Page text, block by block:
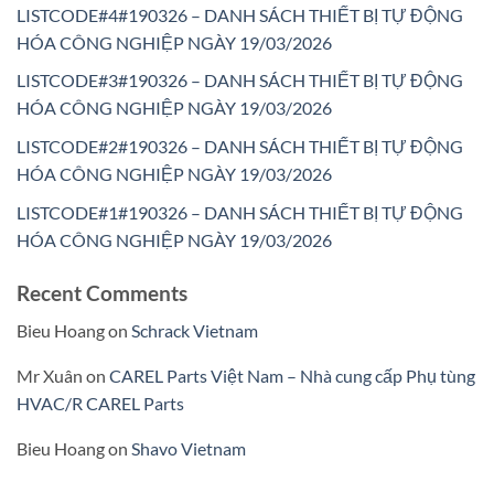
LISTCODE#4#190326 – DANH SÁCH THIẾT BỊ TỰ ĐỘNG
HÓA CÔNG NGHIỆP NGÀY 19/03/2026
LISTCODE#3#190326 – DANH SÁCH THIẾT BỊ TỰ ĐỘNG
HÓA CÔNG NGHIỆP NGÀY 19/03/2026
LISTCODE#2#190326 – DANH SÁCH THIẾT BỊ TỰ ĐỘNG
HÓA CÔNG NGHIỆP NGÀY 19/03/2026
LISTCODE#1#190326 – DANH SÁCH THIẾT BỊ TỰ ĐỘNG
HÓA CÔNG NGHIỆP NGÀY 19/03/2026
Recent Comments
Bieu Hoangon Schrack Vietnam
Mr Xuân on CAREL Parts Việt Nam – Nhà cung cấp Phụ tùng
HVAC/R CAREL Parts
Bieu Hoangon Shavo Vietnam